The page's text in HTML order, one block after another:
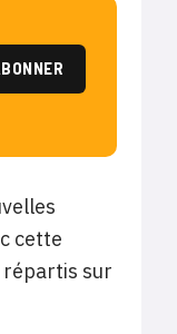
cette
répartis sur